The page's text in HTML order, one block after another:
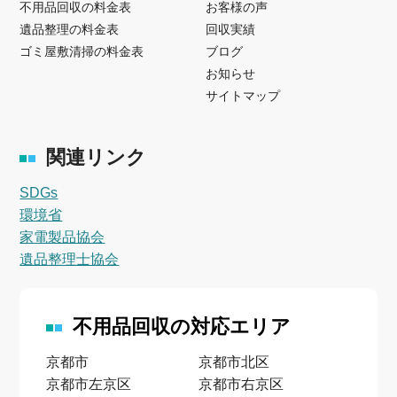
不用品回収の料金表
遺品整理の料金表
ゴミ屋敷清掃の料金表
お客様の声
回収実績
ブログ
お知らせ
サイトマップ
関連リンク
SDGs
環境省
家電製品協会
遺品整理士協会
不用品回収の対応エリア
京都市
京都市北区
京都市左京区
京都市右京区